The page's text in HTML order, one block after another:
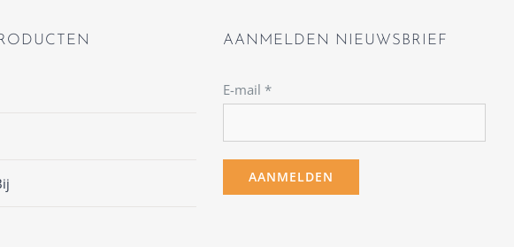
AANMELDEN NIEUWSBRIEF
E-mail *